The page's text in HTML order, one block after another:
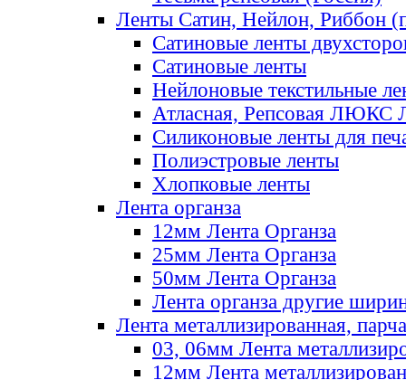
Ленты Сатин, Нейлон, Риббон
Сатиновые ленты
Сатиновые ленты
Нейлоновые текстильные
Атласная, Репсовая ЛЮКС
Силиконовые ленты для
Полиэстровые ленты
Хлопковые ленты
Лента органза
12мм Лента Органза
25мм Лента Органза
50мм Лента Органза
Лента органза другие
Лента металлизированная, парча
03, 06мм Лента
12мм Лента